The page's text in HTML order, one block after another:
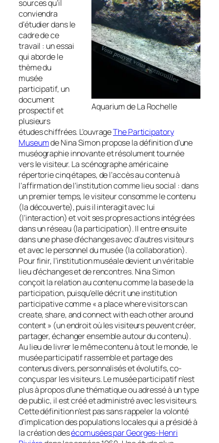
Aquarium de La Rochelle
sources qu’il
conviendra
d’étudier dans le
cadre de ce
travail : un essai
qui aborde le
thème du
musée
participatif, un
document
prospectif et
plusieurs
études chiffrées. L’ouvrageThe Participatory
Museumde Nina Simon propose la définition d’une
muséographie innovante et résolument tournée
vers le visiteur. La scénographe américaine
répertorie cinq étapes, de l’accès au contenu à
l’affirmation de l’institution comme lieu social : dans
un premier temps, le visiteur consomme le contenu
(la découverte), puis il interagit avec lui
(l’interaction) et voit ses propres actions intégrées
dans un réseau (la participation). Il entre ensuite
dans une phase d’échanges avec d’autres visiteurs
et avec le personnel du musée (la collaboration).
Pour finir, l’institution muséale devient un véritable
lieu d’échanges et de rencontres. Nina Simon
conçoit la relation au contenu comme la base de la
participation, puisqu’elle décrit une institution
participative comme« a place where visitors can
create, share, and connect with each other around
content » (un endroit où les visiteurs peuvent créer,
partager, échanger ensemble autour du contenu).
Au lieu de livrer le même contenu à tout le monde, le
musée participatif rassemble et partage des
contenus divers, personnalisés et évolutifs, co-
conçus par les visiteurs. Le musée participatif n’est
plus à propos d’une thématique ou adressé à un type
de public, il est créé et administré avec les visiteurs.
Cette définition n’est pas sans rappeler la volonté
d’implication des populations locales qui a présidé à
la création desécomusées par Georges-Henri